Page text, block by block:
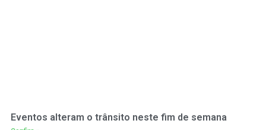
Eventos alteram o trânsito neste fim de semana